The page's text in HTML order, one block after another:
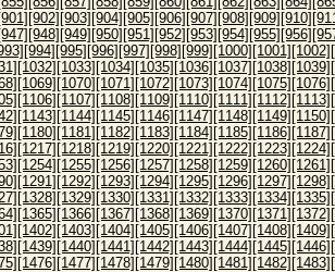
[901] [902] [903] [904] [905] [906] [907] [908] [909] [910]
[947] [948] [949] [950] [951] [952] [953] [954] [955] [956]
[994] [995] [996] [997] [998] [999] [1000] [1001] [1002]
[1032] [1033] [1034] [1035] [1036] [1037] [1038] [1039]
[1069] [1070] [1071] [1072] [1073] [1074] [1075] [1076]
[1106] [1107] [1108] [1109] [1110] [1111] [1112] [1113]
[1143] [1144] [1145] [1146] [1147] [1148] [1149] [1150]
[1180] [1181] [1182] [1183] [1184] [1185] [1186] [1187]
[1217] [1218] [1219] [1220] [1221] [1222] [1223] [1224]
[1254] [1255] [1256] [1257] [1258] [1259] [1260] [1261]
[1291] [1292] [1293] [1294] [1295] [1296] [1297] [1298]
[1328] [1329] [1330] [1331] [1332] [1333] [1334] [1335]
[1365] [1366] [1367] [1368] [1369] [1370] [1371] [1372]
[1402] [1403] [1404] [1405] [1406] [1407] [1408] [1409]
[1439] [1440] [1441] [1442] [1443] [1444] [1445] [1446]
[1476] [1477] [1478] [1479] [1480] [1481] [1482] [1483]